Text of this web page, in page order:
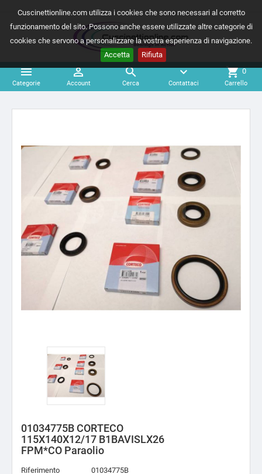
Cuscinettionline.com utilizza i cookies che sono necessari al corretto
funzionamento del sito. Possono anche essere utilizzate altre categorie di
cookies che servono a personalizzare la vostra esperienza di navigazione.
Accetta
Rifiuta

Categorie

Account

Cerca
expand_more
Contattaci
shopping_cart 0
Carrello
01034775B CORTECO
115X140X12/17 B1BAVISLX26
FPM*CO Paraolio
Riferimento
01034775B